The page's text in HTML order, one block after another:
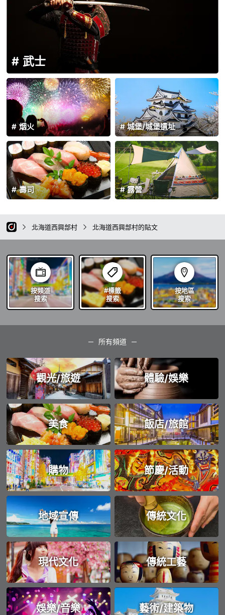
武士
城堡/城堡遺址
烟火
露營
壽司
北海道西興部村 北海道西興部村的貼文
按頻道
搜索
#標籤
搜索
按地區
搜索
所有頻道
觀光/旅遊 體驗/娛樂
美食 飯店/旅館
購物 節慶/活動
地域宣傳 傳統文化
現代文化 傳統工藝
娛樂/音樂 藝術/建築物